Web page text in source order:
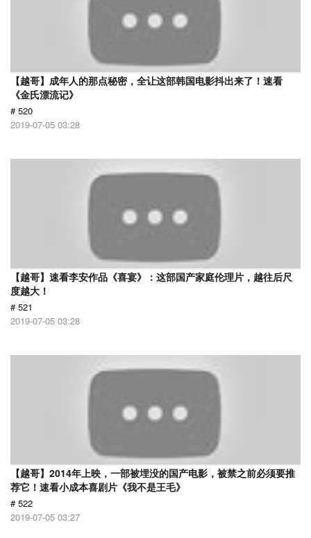
【越哥】成年人的那点秘密，全让这部韩国电影抖出来了！速看
《金氏漂流记》
# 520
2019-07-05 03:28
【越哥】速看李安作品《喜宴》：这部国产家庭伦理片，越往后尺
度越大！
# 521
2019-07-05 03:28
【越哥】2014年上映，一部被埋没的国产电影，被禁之前必须要推
荐它！速看小成本喜剧片《我不是王毛》
# 522
2019-07-05 03:27